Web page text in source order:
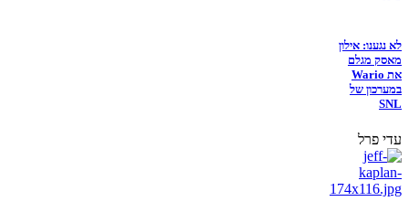
לא נגענו: אילון
מאסק מגלם
את Wario
במערכון של
SNL
עדי פרל